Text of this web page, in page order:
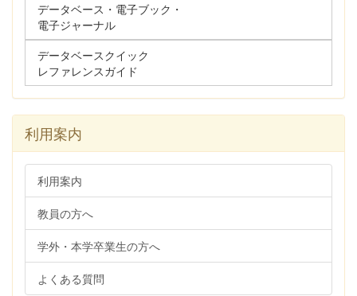
データベース・電子ブック・
電子ジャーナル
データベースクイック
レファレンスガイド
利用案内
利用案内
教員の方へ
学外・本学卒業生の方へ
よくある質問